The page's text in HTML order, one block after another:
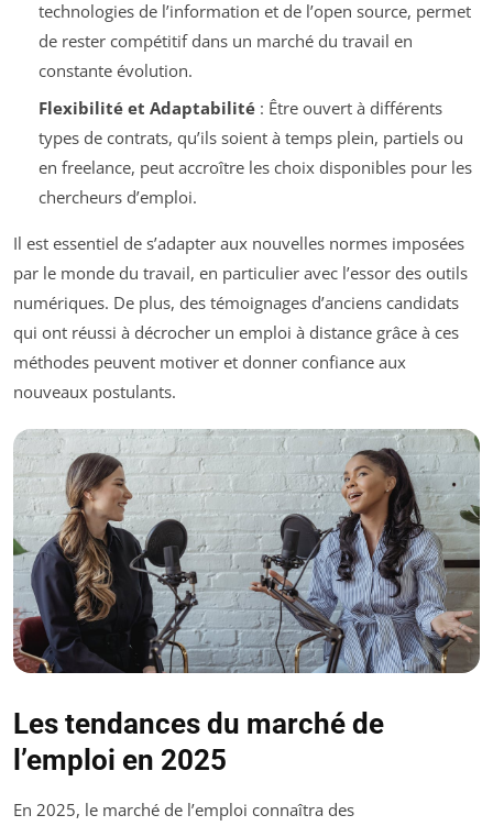
technologies de l’information et de l’open source, permet
de rester compétitif dans un marché du travail en
constante évolution.
Flexibilité et Adaptabilité: Être ouvert à différents
types de contrats, qu’ils soient à temps plein, partiels ou
en freelance, peut accroître les choix disponibles pour les
chercheurs d’emploi.
Il est essentiel de s’adapter aux nouvelles normes imposées
par le monde du travail, en particulier avec l’essor des outils
numériques. De plus, des témoignages d’anciens candidats
qui ont réussi à décrocher un emploi à distance grâce à ces
méthodes peuvent motiver et donner confiance aux
nouveaux postulants.
Les tendances du marché de
l’emploi en 2025
En 2025, le marché de l’emploi connaîtra des